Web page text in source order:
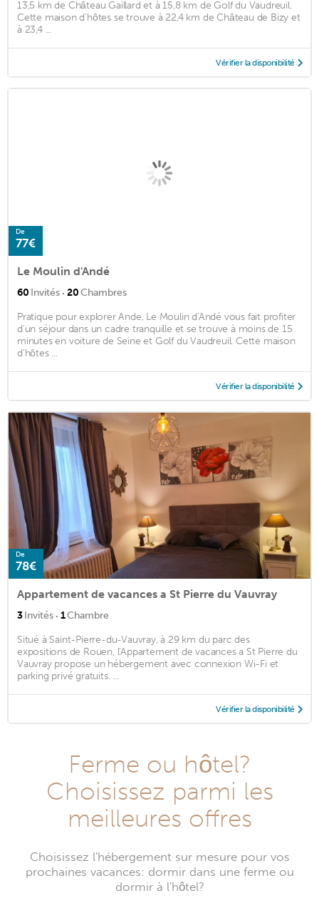
13,5 km de Château Gaillard et à 15,8 km de Golf du Vaudreuil.
Cette maison d'hôtes se trouve à 22,4 km de Château de Bizy et
à 23,4 ...
Vérifier la disponibilité
De
77€
Le Moulin d'Andé
60 Invités · 20Chambres
Pratique pour explorer Ande, Le Moulin d'Andé vous fait profiter
d'un séjour dans un cadre tranquille et se trouve à moins de 15
minutes en voiture de Seine et Golf du Vaudreuil. Cette maison
d'hôtes ...
Vérifier la disponibilité
De
78€
Appartement de vacances a St Pierre du Vauvray
3Invités · 1Chambre
Situé à Saint-Pierre-du-Vauvray, à 29 km du parc des
expositions de Rouen, l'Appartement de vacances a St Pierre du
Vauvray propose un hébergement avec connexion Wi-Fi et
parking privé gratuits. ...
Vérifier la disponibilité
Ferme ou hôtel?
Choisissez parmi les
meilleures offres
Choisissez l'hébergement sur mesure pour vos
prochaines vacances: dormir dans une ferme ou
dormir à l'hôtel?